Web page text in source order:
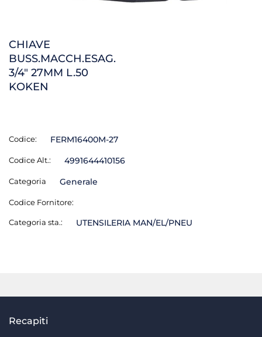
CHIAVE
BUSS.MACCH.ESAG.
3/4" 27MM L.50
KOKEN
Codice: FERM16400M-27
Codice Alt.: 4991644410156
Categoria Generale
Codice Fornitore:
Categoria sta.: UTENSILERIA MAN/EL/PNEU
Recapiti